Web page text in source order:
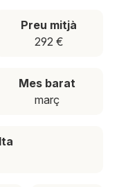
Preu mitjà
292 €
Mes barat
març